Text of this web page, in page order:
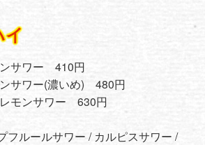
イ
サワー 410円
サワー(濃いめ) 480円
モンサワー 630円
フルールサワー / カルピスサワー /